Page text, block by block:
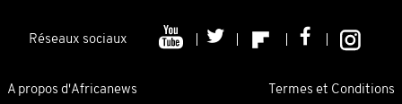
Réseaux sociaux
A propos d'Africanews Termes et Conditions